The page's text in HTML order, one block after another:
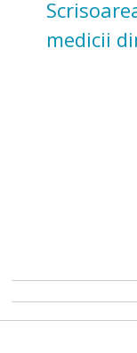
medicii